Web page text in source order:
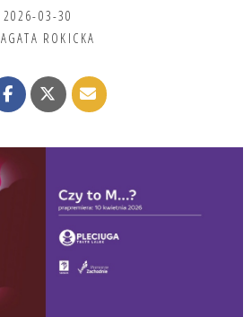
2026-03-30
AGATA ROKICKA